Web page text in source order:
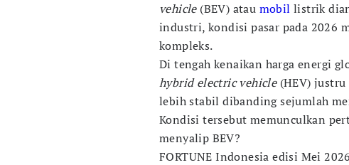
vehicle(BEV) atau mobil listrik
industri, kondisi pasar pada 2026
kompleks.
Di tengah kenaikan harga energi
hybrid electric vehicle(HEV) justru
lebih stabil dibanding sejumlah
Kondisi tersebut memunculkan
menyalip BEV?
FORTUNE Indonesia edisi Mei